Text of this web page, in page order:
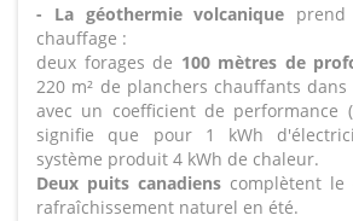
- La géothermie volcanique
chauffage :
deux forages de 100 mètres de
220 m² de planchers chauffants
avec un coefficient de performance
signifie que pour 1 kWh
système produit 4 kWh de chaleur.
Deux puits canadiens complètent
rafraîchissement naturel en été.